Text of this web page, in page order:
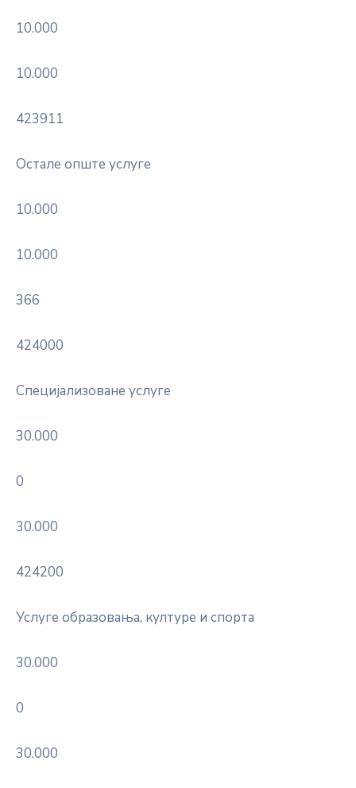
10.000
10.000
423911
Остале опште услуге
10.000
10.000
366
424000
Специјализоване услуге
30.000
0
30.000
424200
Услуге образовања, културе и спорта
30.000
0
30.000